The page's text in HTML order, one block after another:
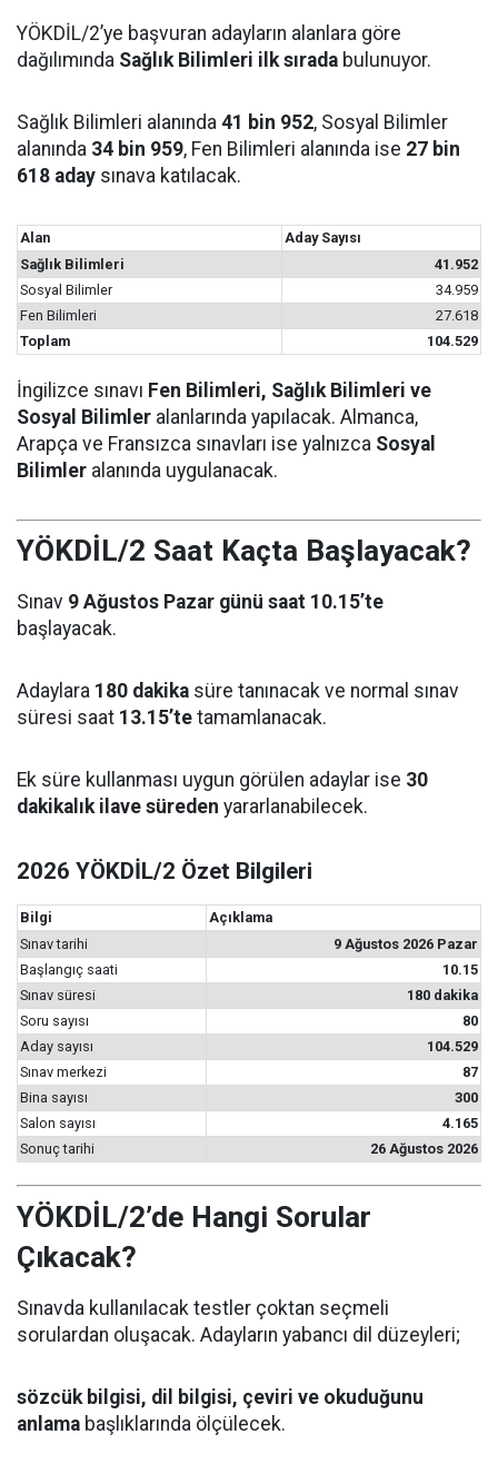
YÖKDİL/2’ye başvuran adayların alanlara göre
dağılımında Sağlık Bilimleri ilk sırada bulunuyor.
Sağlık Bilimleri alanında 41 bin 952, Sosyal Bilimler
alanında 34 bin 959, Fen Bilimleri alanında ise 27 bin
618 aday sınava katılacak.
Alan
Aday Sayısı
Sağlık Bilimleri
41.952
Sosyal Bilimler
34.959
Fen Bilimleri
27.618
Toplam
104.529
İngilizce sınavı Fen Bilimleri, Sağlık Bilimleri ve
Sosyal Bilimler alanlarında yapılacak. Almanca,
Arapça ve Fransızca sınavları ise yalnızca Sosyal
Bilimler alanında uygulanacak.
YÖKDİL/2 Saat Kaçta Başlayacak?
Sınav 9 Ağustos Pazar günü saat 10.15’te
başlayacak.
Adaylara 180 dakika süre tanınacak ve normal sınav
süresi saat 13.15’te tamamlanacak.
Ek süre kullanması uygun görülen adaylar ise 30
dakikalık ilave süreden yararlanabilecek.
2026 YÖKDİL/2 Özet Bilgileri
Bilgi
Açıklama
Sınav tarihi
9 Ağustos 2026 Pazar
Başlangıç saati
10.15
Sınav süresi
180 dakika
Soru sayısı
80
Aday sayısı
104.529
Sınav merkezi
87
Bina sayısı
300
Salon sayısı
4.165
Sonuç tarihi
26 Ağustos 2026
YÖKDİL/2’de Hangi Sorular
Çıkacak?
Sınavda kullanılacak testler çoktan seçmeli
sorulardan oluşacak. Adayların yabancı dil düzeyleri;
sözcük bilgisi, dil bilgisi, çeviri ve okuduğunu
anlama başlıklarında ölçülecek.